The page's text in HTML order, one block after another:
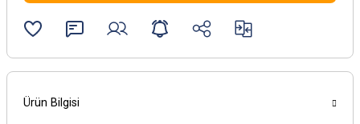
Ürün Bilgisi